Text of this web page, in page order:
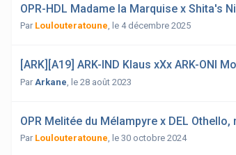
OPR-HDL Madame la Marquise x Shita's
Par Loulouteratoune le 4 décembre 2025
[ARK][A19] ARK-IND Klaus xXx ARK-ONI
Par Arkane le 28 août 2023
OPR Melitée du Mélampyre x DEL
Par Loulouteratoune le 30 octobre 2024